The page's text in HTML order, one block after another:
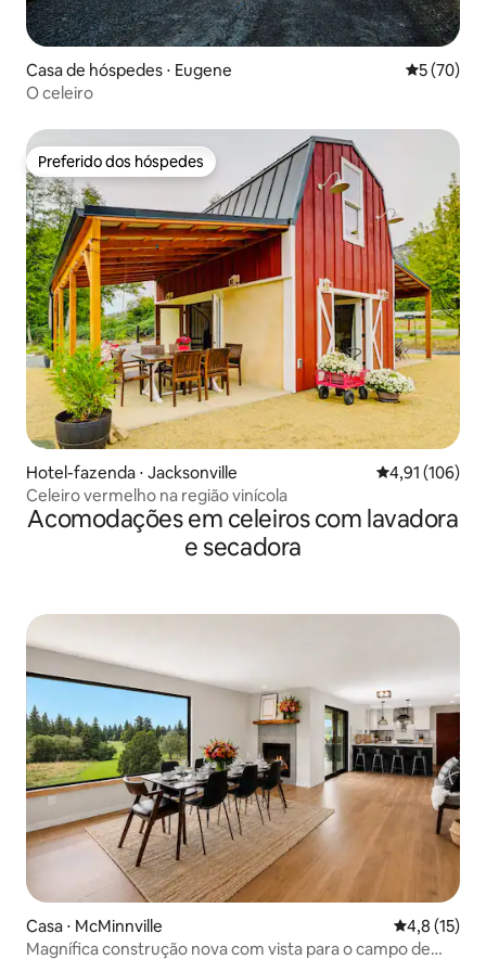
Casa de hóspedes ⋅ Eugene 5 de uma
5 (70)
O celeiro
Preferido dos hóspedes
Preferido dos hóspedes
Hotel-fazenda ⋅ Jacksonville 4,91 de uma
4,91 (106)
Celeiro vermelho na região vinícola
Acomodações em celeiros com lavadora
e secadora
Casa ⋅ McMinnville 4,8 de uma
4,8 (15)
Magnífica construção nova com vista para o campo de